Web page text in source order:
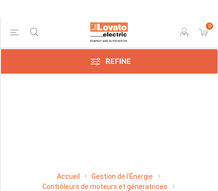
0
REFINE
Accueil
Gestion de l'Énergie
Contrôleurs de moteurs et génératrices
Price Range